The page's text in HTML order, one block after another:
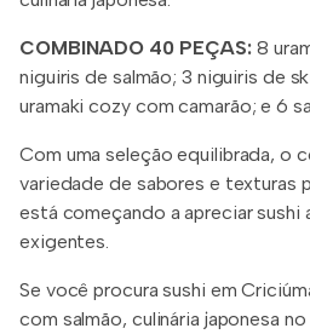
COMBINADO 40 PEÇAS: 8
niguiris de salmão; 3 niguiris de
uramaki cozy com camarão; e 6
Com uma seleção equilibrada, o
variedade de sabores e texturas
está começando a apreciar sushi
exigentes.
Se você procura sushi em
com salmão, culinária japonesa